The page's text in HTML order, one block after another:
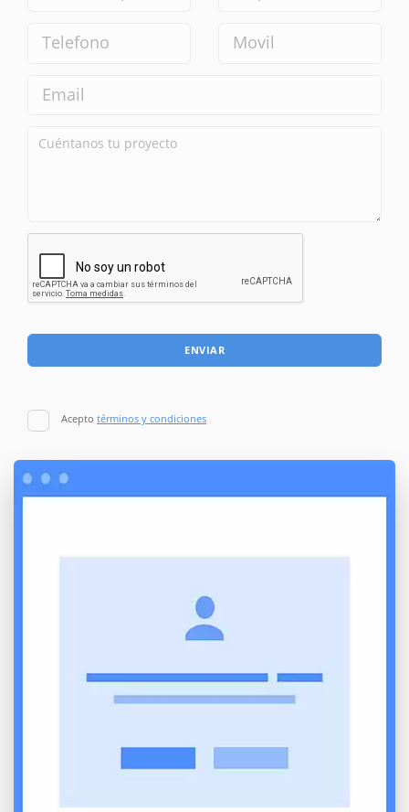
ENVIAR
Acepto términos y condiciones